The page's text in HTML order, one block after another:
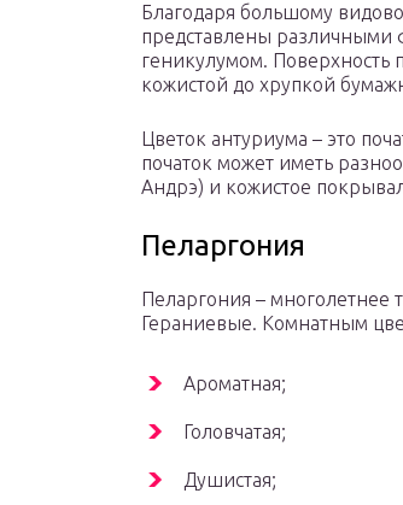
Благодаря большому
представлены различными
геникулумом. Поверхность
кожистой до хрупкой
Цветок антуриума – это
початок может иметь
Андрэ) и кожистое
Пеларгония
Пеларгония – многолетнее
Гераниевые. Комнатным
Ароматная;
Головчатая;
Душистая;